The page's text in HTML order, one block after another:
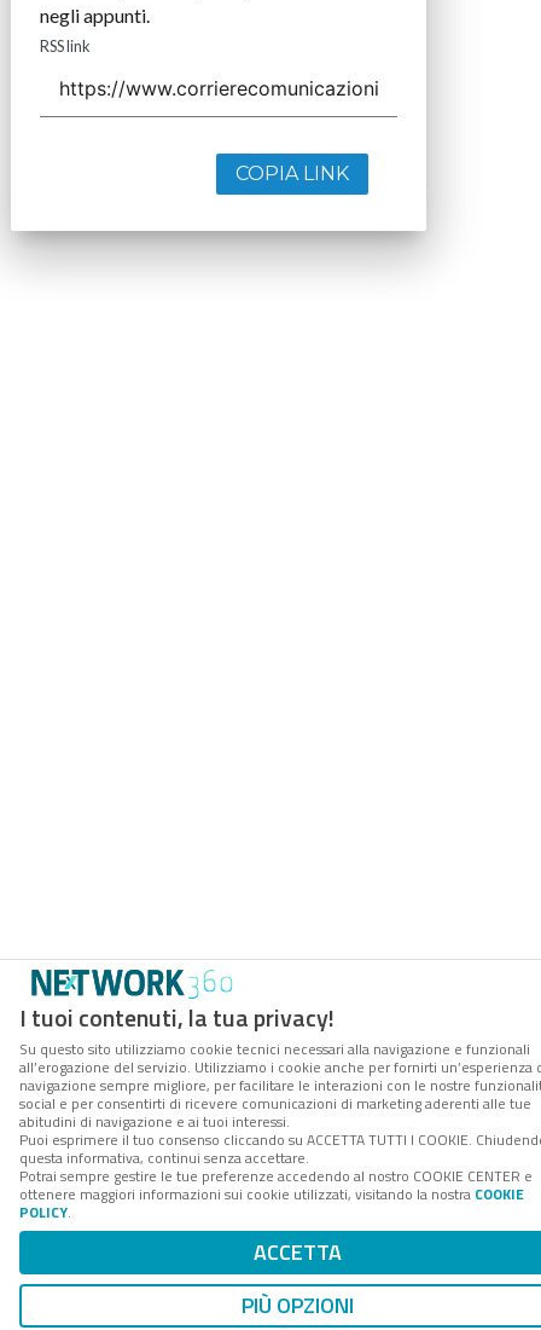
I tuoi contenuti, la tua privacy!
Su questo sito utilizziamo cookie tecnici necessari alla navigazione e funzionali
all’erogazione del servizio. Utilizziamo i cookie anche per fornirti un’esperienza
navigazione sempre migliore, per facilitare le interazioni con le nostre
social e per consentirti di ricevere comunicazioni di marketing aderenti alle tue
abitudini di navigazione e ai tuoi interessi.
Puoi esprimere il tuo consenso cliccando su ACCETTA TUTTI I COOKIE.
questa informativa, continui senza accettare.
Potrai sempre gestire le tue preferenze accedendo al nostro COOKIE CENTER e
ottenere maggiori informazioni sui cookie utilizzati, visitando la nostra COOKIE
POLICY.
ACCETTA
PIÙ OPZIONI
negli appunti.
RSS link
COPIA LINK